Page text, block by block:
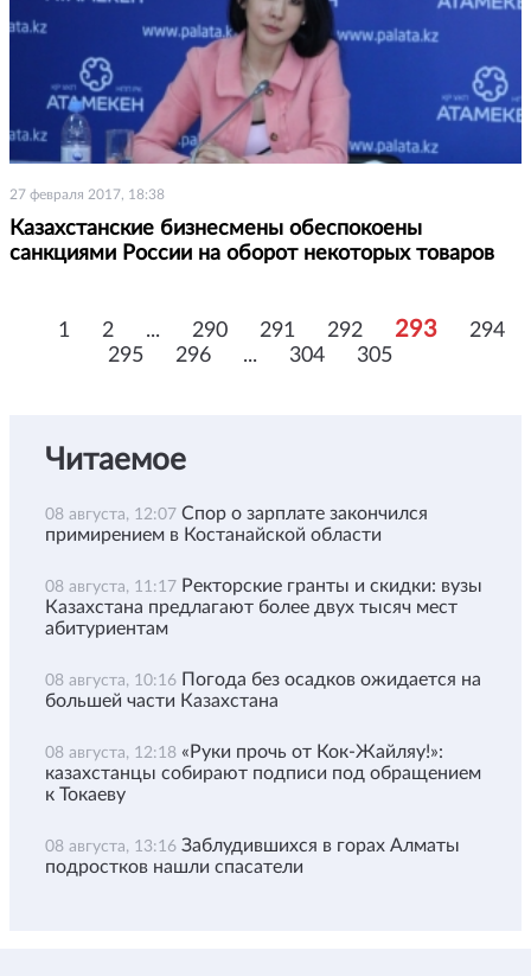
27 февраля 2017, 18:38
Казахстанские бизнесмены обеспокоены
санкциями России на оборот некоторых товаров
1 2 ... 290 291 292 293
294
295
296 ... 304 305
Читаемое
08 августа, 12:07 Спор о зарплате закончился
примирением в Костанайской области
08 августа, 11:17 Ректорские гранты и скидки: вузы
Казахстана предлагают более двух тысяч мест
абитуриентам
08 августа, 10:16 Погода без осадков ожидается на
большей части Казахстана
08 августа, 12:18 «Руки прочь от Кок-Жайляу!»:
казахстанцы собирают подписи под обращением
к Токаеву
08 августа, 13:16 Заблудившихся в горах Алматы
подростков нашли спасатели